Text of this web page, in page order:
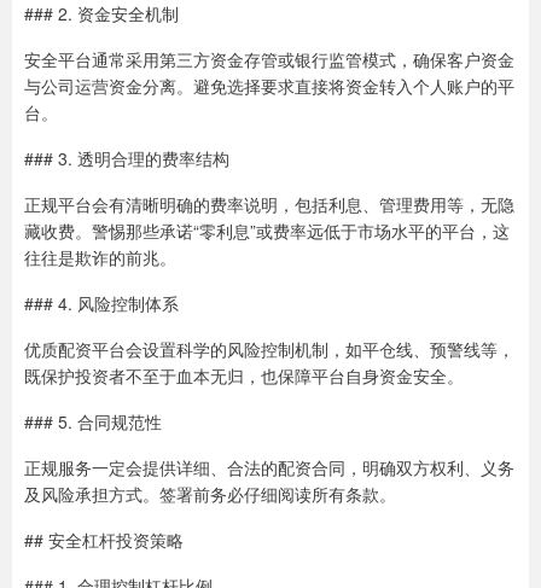
### 2. 资金安全机制
安全平台通常采用第三方资金存管或银行监管模式，确保客户资金
与公司运营资金分离。避免选择要求直接将资金转入个人账户的平
台。
### 3. 透明合理的费率结构
正规平台会有清晰明确的费率说明，包括利息、管理费用等，无隐
藏收费。警惕那些承诺“零利息”或费率远低于市场水平的平台，这
往往是欺诈的前兆。
### 4. 风险控制体系
优质配资平台会设置科学的风险控制机制，如平仓线、预警线等，
既保护投资者不至于血本无归，也保障平台自身资金安全。
### 5. 合同规范性
正规服务一定会提供详细、合法的配资合同，明确双方权利、义务
及风险承担方式。签署前务必仔细阅读所有条款。
## 安全杠杆投资策略